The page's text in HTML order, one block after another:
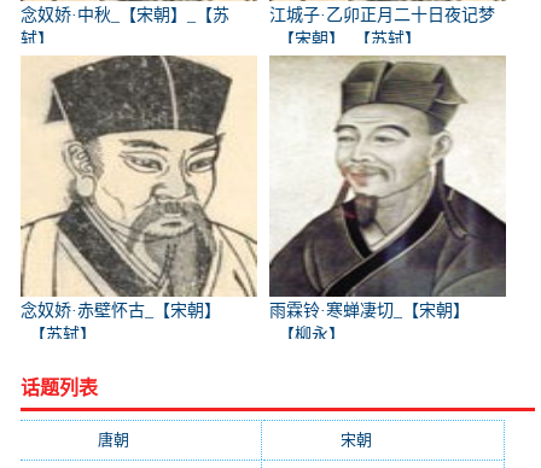
念奴娇·中秋_【宋朝】_【苏
轼】
江城子·乙卯正月二十日夜记梦
_【宋朝】_【苏轼】
念奴娇·赤壁怀古_【宋朝】
_【苏轼】
雨霖铃·寒蝉凄切_【宋朝】
_【柳永】
话题列表
唐朝 宋朝